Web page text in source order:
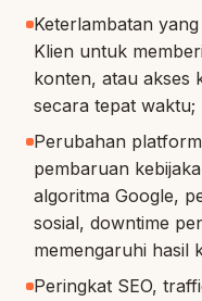
Keterlambatan
Klien untuk
konten, atau akses
secara tepat waktu;
Perubahan
pembaruan
algoritma Google,
sosial, downtime
memengaruhi hasil
Peringkat SEO,